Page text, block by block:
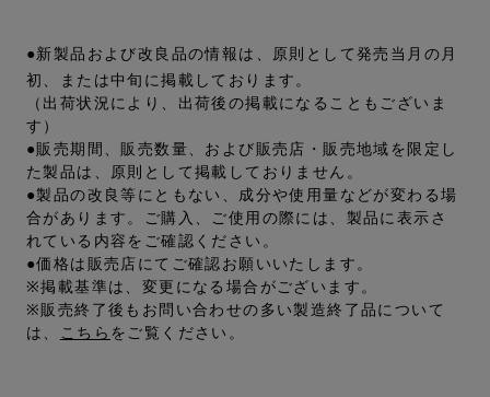
●新製品および改良品の情報は、原則として発売当月の月
初、または中旬に掲載しております。
（出荷状況により、出荷後の掲載になることもございま
す）
●販売期間、販売数量、および販売店・販売地域を限定し
た製品は、原則として掲載しておりません。
●製品の改良等にともない、成分や使用量などが変わる場
合があります。ご購入、ご使用の際には、製品に表示さ
れている内容をご確認ください。
●価格は販売店にてご確認お願いいたします。
※掲載基準は、変更になる場合がございます。
※販売終了後もお問い合わせの多い製造終了品について
は、
こちら をご覧ください。